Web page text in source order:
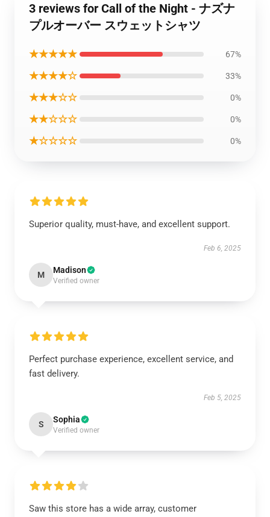
3 reviews for Call of the Night - ナズナ
プルオーバー スウェットシャツ
★★★★★ 67%
★★★★☆ 33%
★★★☆☆ 0%
★★☆☆☆ 0%
★☆☆☆☆ 0%
Superior quality, must-have, and excellent support.
Feb 6, 2025
M Madison
Verified owner
Perfect purchase experience, excellent service, and
fast delivery.
Feb 5, 2025
S Sophia
Verified owner
Saw this store has a wide array, customer